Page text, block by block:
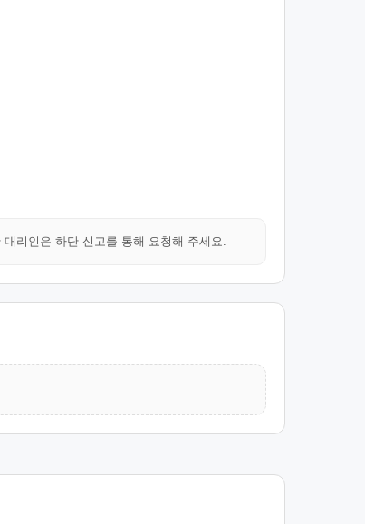
리인은 하단 신고를 통해 요청해 주세요.